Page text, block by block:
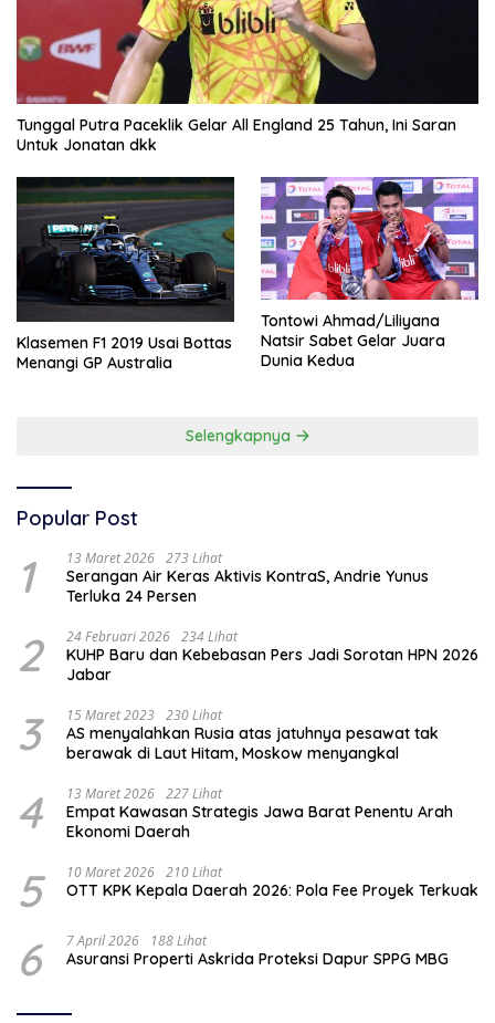
Tunggal Putra Paceklik Gelar All England 25 Tahun, Ini Saran
Untuk Jonatan dkk
Klasemen F1 2019 Usai Bottas
Menangi GP Australia
Tontowi Ahmad/Liliyana
Natsir Sabet Gelar Juara
Dunia Kedua
Selengkapnya
Popular Post
1 13 Maret 2026 273 Lihat
Serangan Air Keras Aktivis KontraS, Andrie Yunus
Terluka 24 Persen
2 24 Februari 2026 234 Lihat
KUHP Baru dan Kebebasan Pers Jadi Sorotan HPN 2026
Jabar
3 15 Maret 2023 230 Lihat
AS menyalahkan Rusia atas jatuhnya pesawat tak
berawak di Laut Hitam, Moskow menyangkal
4 13 Maret 2026 227 Lihat
Empat Kawasan Strategis Jawa Barat Penentu Arah
Ekonomi Daerah
5 10 Maret 2026 210 Lihat
OTT KPK Kepala Daerah 2026: Pola Fee Proyek Terkuak
6 7 April 2026 188 Lihat
Asuransi Properti Askrida Proteksi Dapur SPPG MBG